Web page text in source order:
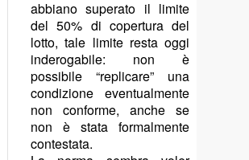
abbiano superato il limite
del 50% di copertura del
lotto, tale limite resta oggi
inderogabile: non è
possibile “replicare” una
condizione eventualmente
non conforme, anche se
non è stata formalmente
contestata.